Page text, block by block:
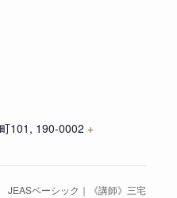
101 , 190-0002 +
JEASベーシック｜《講師》三宅